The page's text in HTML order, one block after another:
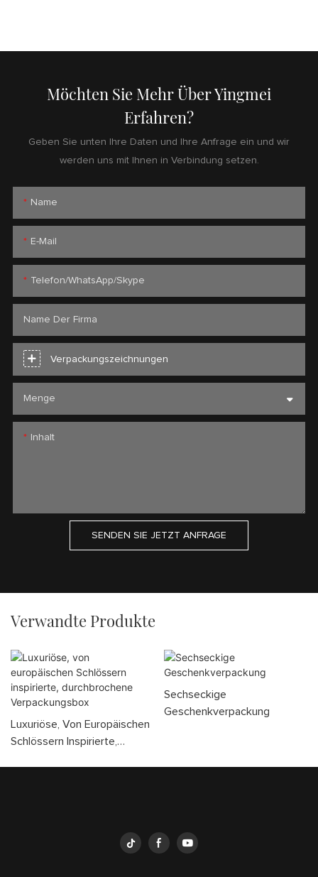
Möchten Sie Mehr Über Yingmei
Erfahren?
Geben Sie unten Ihre Daten und Ihre Anfrage ein und wir
werden uns mit Ihnen in Verbindung setzen.
Name
E-Mail
Telefon/WhatsApp/Skype
Name Der Firma
Verpackungszeichnungen
Menge
Inhalt
SENDEN SIE JETZT ANFRAGE
Verwandte Produkte
Luxuriöse, Von Europäischen
Schlössern Inspirierte,
Sechseckige
Geschenkverpackung